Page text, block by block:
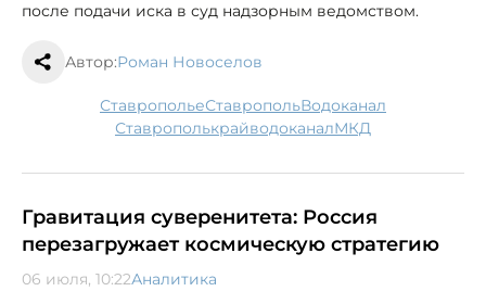
после подачи иска в суд надзорным ведомством.
Автор:Роман Новоселов
Ставрополье Ставрополь водоканал
Ставрополькрайводоканал
МКД
Гравитация суверенитета: Россия
перезагружает космическую стратегию
06 июля, 10:22Аналитика